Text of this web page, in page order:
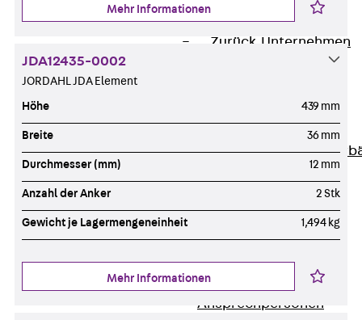
Unternehmen
Zurück Unternehmen
Service & Qualität
Unsere Geschichte
Mitgliedschaften &
Aktuelles
Events
Kontakt
Zurück
Ansprechpersonen
Mehr Informationen
JDA12435-0002
JORDAHL JDA Element
Höhe 439 mm
Breite 36 mm
Durchmesser (mm) 12 mm
Anzahl der Anker 2 Stk
Gewicht je Lagermengeneinheit 1,494 kg
Mehr Informationen